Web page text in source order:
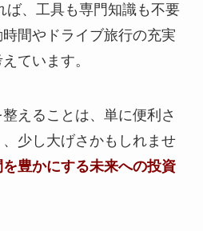
ば、工具も専門知識も不要
間やドライブ旅行の充実
ています。
えることは、単に便利さ
少し大げさかもしれませ
豊かにする未来への投資